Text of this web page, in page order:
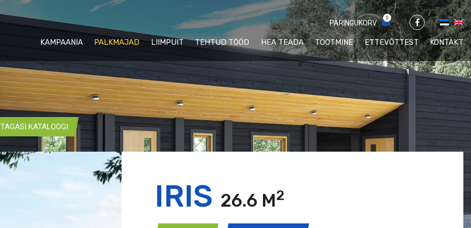
PÄRINGUKORV
0
KAMPAANIA PALKMAJAD LIIMPUIT TEHTUD TÖÖD HEA TEADA TOOTMINE ETTEVÕTTEST KONTAKT
TAGASI KATALOOGI
IRIS 26.6 M2